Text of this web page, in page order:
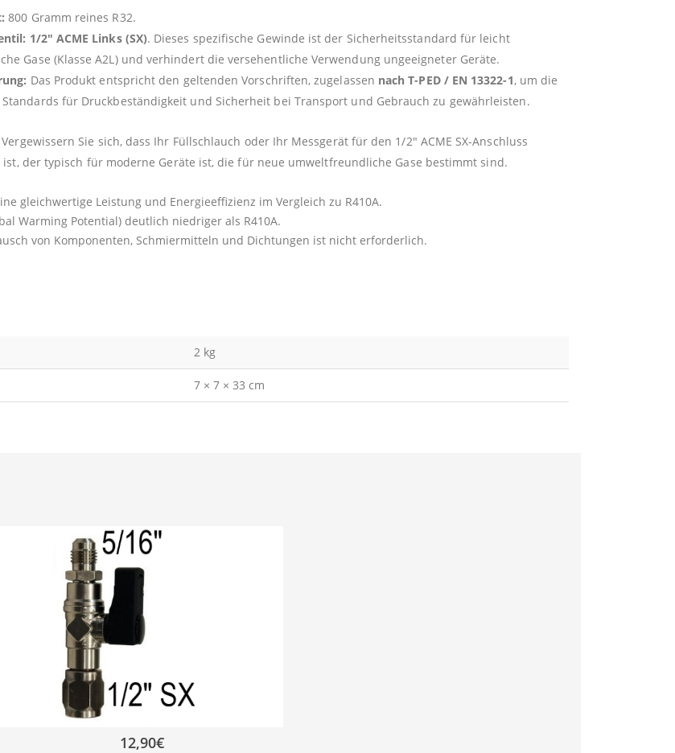
800 Gramm reines R32.
1/2″ ACME Links (SX). Dieses spezifische Gewinde ist der Sicherheitsstandard für leicht
Gase (Klasse A2L) und verhindert die versehentliche Verwendung ungeeigneter Geräte.
Das Produkt entspricht den geltenden Vorschriften, zugelassen nach T-PED / EN 13322-1, um die
Standards für Druckbeständigkeit und Sicherheit bei Transport und Gebrauch zu gewährleisten.
Vergewissern Sie sich, dass Ihr Füllschlauch oder Ihr Messgerät für den 1/2″ ACME SX-Anschluss
der typisch für moderne Geräte ist, die für neue umweltfreundliche Gase bestimmt sind.
gleichwertige Leistung und Energieeffizienz im Vergleich zu R410A.
Warming Potential) deutlich niedriger als R410A.
von Komponenten, Schmiermitteln und Dichtungen ist nicht erforderlich.
2 kg
7 × 7 × 33 cm
12,90€